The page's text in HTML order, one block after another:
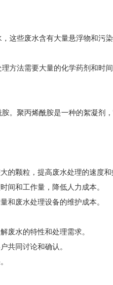
这些废水含有大量悬浮物和污染
方法需要大量的化学药剂和时
。聚丙烯酰胺是一种的絮凝剂
颗粒，提高废水处理的速度和
间和工作量，降低人力成本。
和废水处理设备的维护成本。
废水的特性和处理需求。
共同讨论和确认。